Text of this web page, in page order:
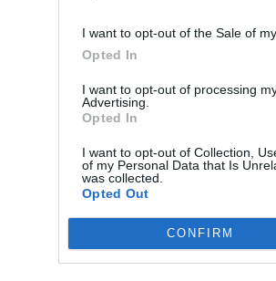
I want to opt-out of the Sale of
Opted In
I want to opt-out of processing
Advertising.
Opted In
I want to opt-out of Collection,
of my Personal Data that Is
was collected.
Opted Out
CONFIRM
/ PAP)